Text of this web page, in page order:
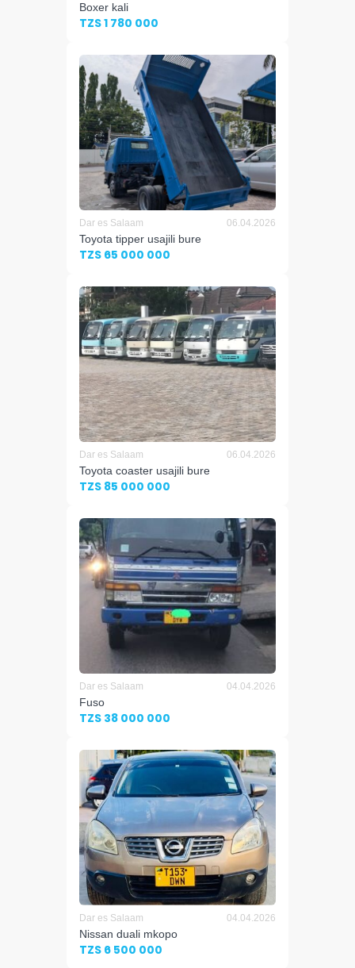
Boxer kali
TZS 1 780 000
Dar es Salaam 06.04.2026
Toyota tipper usajili bure
TZS 65 000 000
Dar es Salaam 06.04.2026
Toyota coaster usajili bure
TZS 85 000 000
Dar es Salaam 04.04.2026
Fuso
TZS 38 000 000
Dar es Salaam 04.04.2026
Nissan duali mkopo
TZS 6 500 000